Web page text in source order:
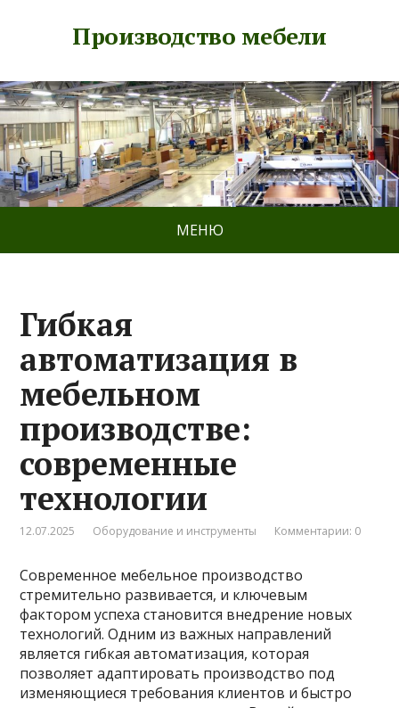
Производство мебели
МЕНЮ
Гибкая
автоматизация в
мебельном
производстве:
современные
технологии
12.07.2025 Оборудование и инструменты Комментарии: 0
Современное мебельное производство
стремительно развивается, и ключевым
фактором успеха становится внедрение новых
технологий. Одним из важных направлений
является гибкая автоматизация, которая
позволяет адаптировать производство под
изменяющиеся требования клиентов и быстро